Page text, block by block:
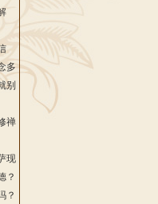
多
别
禅
现
？
？